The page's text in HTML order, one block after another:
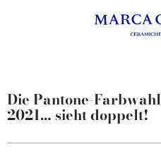
Die Pantone-
2021… sieht doppelt!